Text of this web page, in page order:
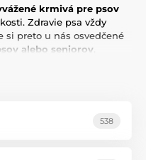
krmivá pre psov
Zdravie psa vždy
si preto u nás osvedčené
alebo seniorov
538